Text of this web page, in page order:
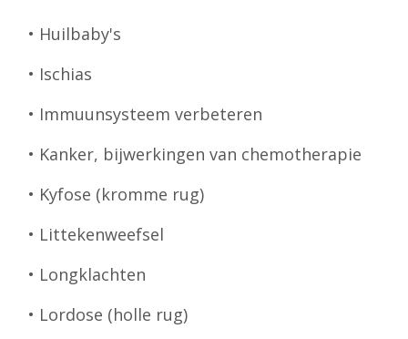
• Huilbaby's
• Ischias
• Immuunsysteem verbeteren
• Kanker, bijwerkingen van chemotherapie
• Kyfose (kromme rug)
• Littekenweefsel
• Longklachten
• Lordose (holle rug)